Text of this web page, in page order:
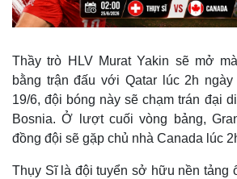
Thầy trò HLV Murat Yakin sẽ mở
bằng trận đấu với Qatar lúc 2h
19/6, đội bóng này sẽ chạm trán đại
Bosnia. Ở lượt cuối vòng bảng,
đồng đội sẽ gặp chủ nhà Canada lúc
Thụy Sĩ là đội tuyển sở hữu nền tảng